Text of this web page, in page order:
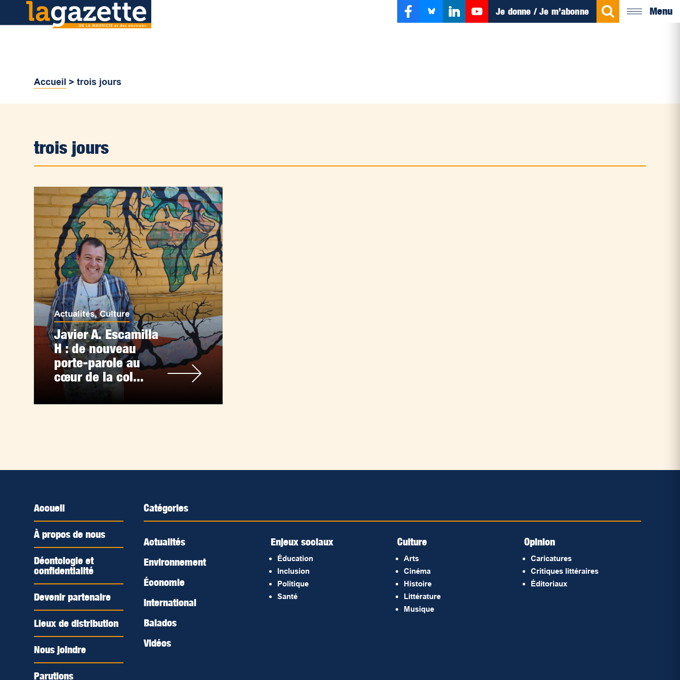
Je donne / Je m’abonne Menu
Accueil >trois jours
trois jours
Actualités,Culture
Javier A. Escamilla
H : de nouveau
porte-parole au
cœur de la col...
Accueil
À propos de nous
Déontologie et
confidentialité
Devenir partenaire
Lieux de distribution
Nous joindre
Parutions
Catégories
Actualités
Environnement
Économie
International
Balados
Vidéos
Enjeux sociaux
Éducation
Inclusion
Politique
Santé
Culture
Arts
Cinéma
Histoire
Littérature
Musique
Opinion
Caricatures
Critiques littéraires
Éditoriaux